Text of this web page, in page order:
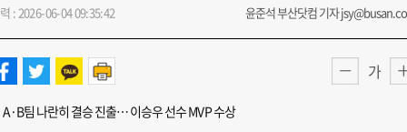
: 2026-06-04 09:35:42 윤준석 부산닷컴 기자
가
A·B팀 나란히 결승 진출… 이승우 선수 MVP 수상